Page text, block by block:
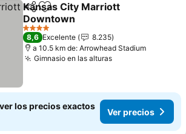
CompartirAgregar a favoritos
Kansas City Marriott
Downtown
Ver precios
4 Estrellas
8,6 Excelente
8.235
a 10.5 km de: Arrowhead Stadium
Gimnasio en las alturasVer precios
los precios exactos
Ver precios